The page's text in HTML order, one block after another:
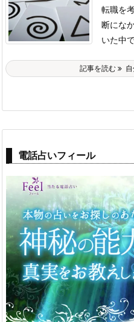
転職を
断にな
いた中
記事を読む
電話占いフィール